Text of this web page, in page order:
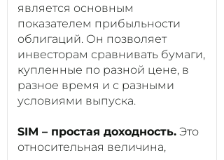
является основным
показателем прибыльности
облигаций. Он позволяет
инвесторам сравнивать бумаги,
купленные по разной цене, в
разное время и с разными
условиями выпуска.
SIM – простая доходность. Это
относительная величина,